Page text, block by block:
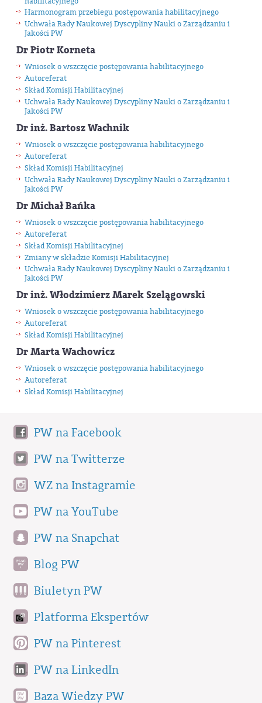
Harmonogram przebiegu postępowania habilitacyjnego
Uchwała Rady Naukowej Dyscypliny Nauki o Zarządzaniu i
Jakości PW
Dr Piotr Korneta
Wniosek o wszczęcie postępowania habilitacyjnego
Autoreferat
Skład Komisji Habilitacyjnej
Uchwała Rady Naukowej Dyscypliny Nauki o Zarządzaniu i
Jakości PW
Dr inż. Bartosz Wachnik
Wniosek o wszczęcie postępowania habilitacyjnego
Autoreferat
Skład Komisji Habilitacyjnej
Uchwała Rady Naukowej Dyscypliny Nauki o Zarządzaniu i
Jakości PW
Dr Michał Bańka
Wniosek o wszczęcie postępowania habilitacyjnego
Autoreferat
Skład Komisji Habilitacyjnej
Zmiany w składzie Komisji Habilitacyjnej
Uchwała Rady Naukowej Dyscypliny Nauki o Zarządzaniu i
Jakości PW
Dr inż. Włodzimierz Marek Szelągowski
Wniosek o wszczęcie postępowania habilitacyjnego
Autoreferat
Skład Komisji Habilitacyjnej
Dr Marta Wachowicz
Wniosek o wszczęcie postępowania habilitacyjnego
Autoreferat
Skład Komisji Habilitacyjnej
PW na Facebook
PW na Twitterze
WZ na Instagramie
PW na YouTube
PW na Snapchat
Blog PW
Biuletyn PW
Platforma Ekspertów
PW na Pinterest
PW na LinkedIn
Baza Wiedzy PW